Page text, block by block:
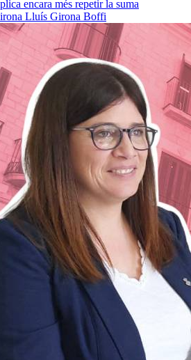
encara més repetir la suma
Lluís Girona Boffi